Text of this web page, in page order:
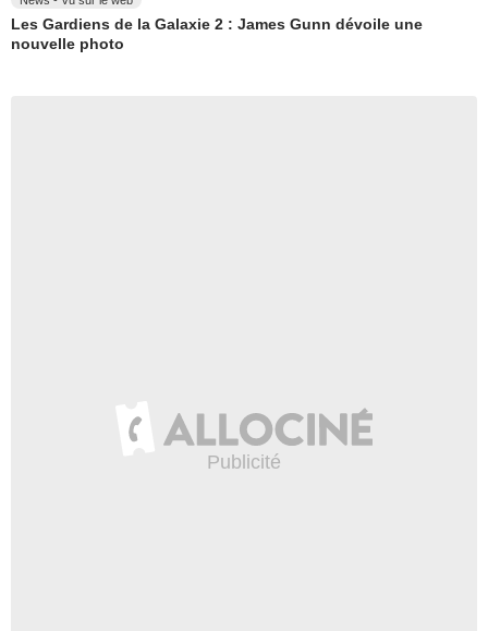
Les Gardiens de la Galaxie 2 : James Gunn dévoile une
nouvelle photo